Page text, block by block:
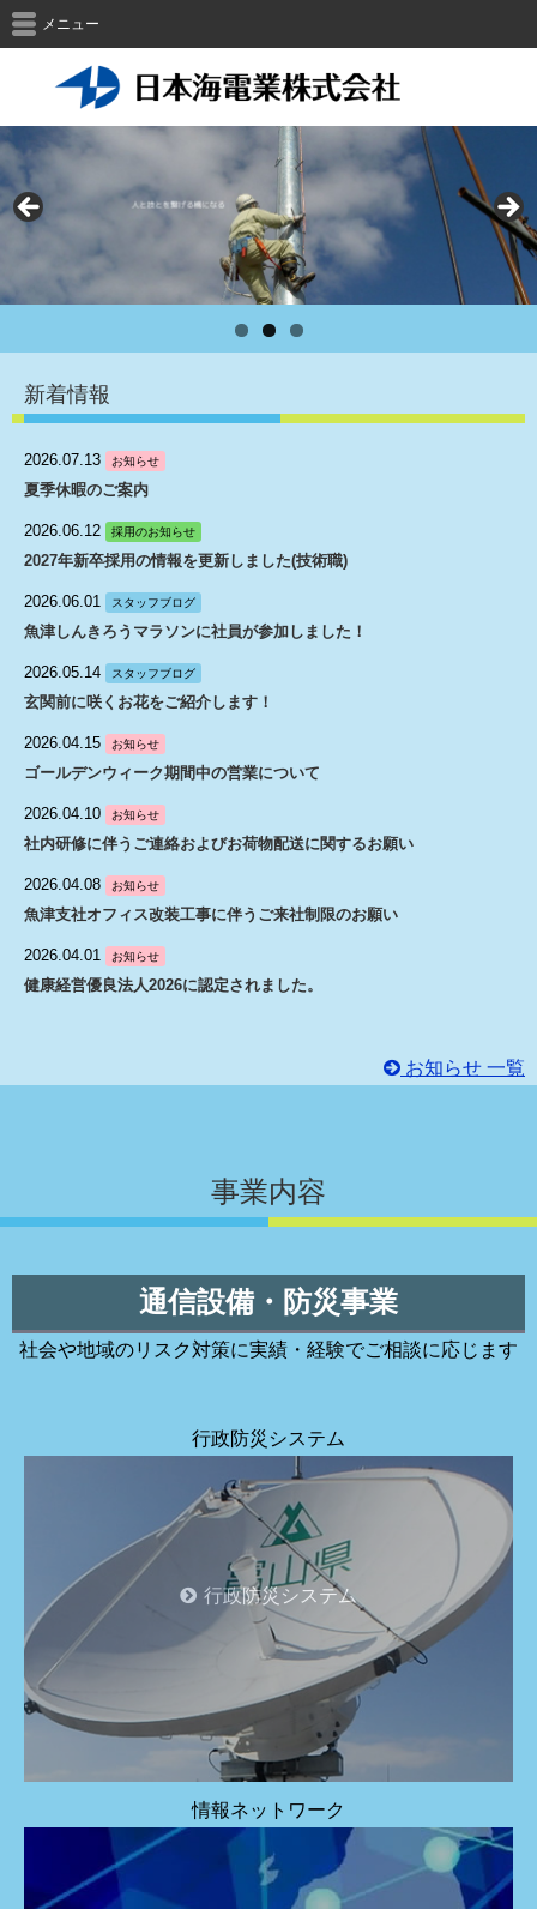
メニュー
新着情報
2026.07.13 お知らせ
夏季休暇のご案内
2026.06.12 採用のお知らせ
2027年新卒採用の情報を更新しました(技術職)
2026.06.01 スタッフブログ
魚津しんきろうマラソンに社員が参加しました！
2026.05.14 スタッフブログ
玄関前に咲くお花をご紹介します！
2026.04.15 お知らせ
ゴールデンウィーク期間中の営業について
2026.04.10 お知らせ
社内研修に伴うご連絡およびお荷物配送に関するお願い
2026.04.08 お知らせ
魚津支社オフィス改装工事に伴うご来社制限のお願い
2026.04.01 お知らせ
健康経営優良法人2026に認定されました。
お知らせ 一覧
事業内容
通信設備・防災事業
社会や地域のリスク対策に実績・経験でご相談に応じます
行政防災システム
行政防災システム
情報ネットワーク